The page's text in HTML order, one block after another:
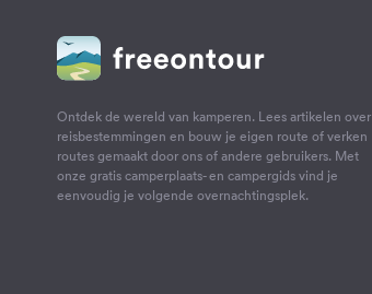
Ontdek de wereld van kamperen. Lees artikelen over
reisbestemmingen en bouw je eigen route of verken
routes gemaakt door ons of andere gebruikers. Met
onze gratis camperplaats- en campergids vind je
eenvoudig je volgende overnachtingsplek.